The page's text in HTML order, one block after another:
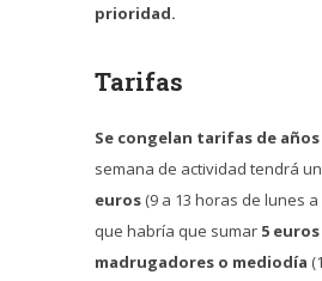
prioridad.
Tarifas
Se congelan tarifas de
semana de actividad tendrá un
euros (9 a 13 horas de lunes
que habría que sumar 5
madrugadores o mediodía